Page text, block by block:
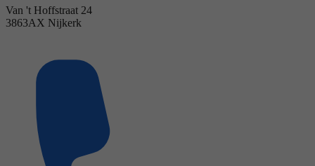
Van 't Hoffstraat 24
3863AX Nijkerk